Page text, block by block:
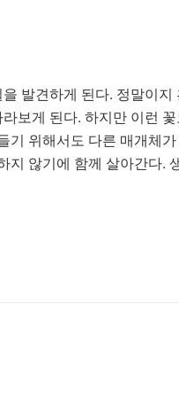
발견하게 된다. 정말이
보게 된다. 하지만 이런
기 위해서도 다른 매개체
지 않기에 함께 살아간다